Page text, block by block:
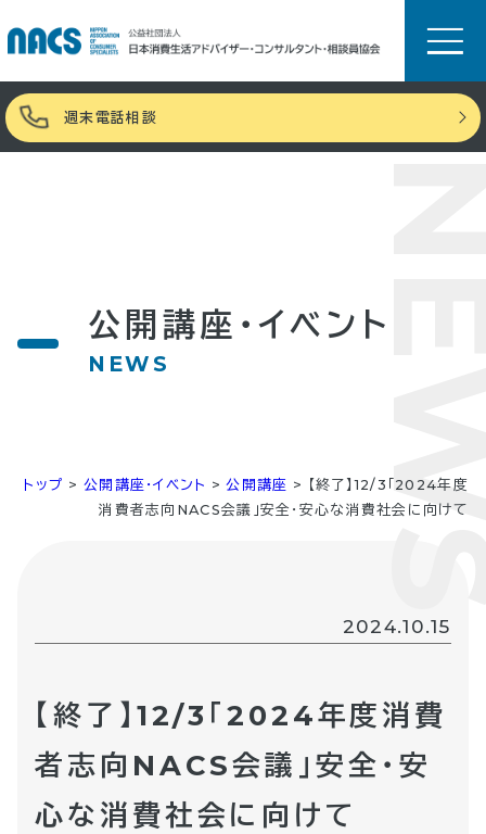
週末電話相談
公開講座・イベント
NEWS
トップ > 公開講座・イベント >公開講座 >
【終了】12/3「2024年度
消費者志向NACS会議」安全・安心な消費社会に向けて
2024.10.15
【終了】12/3「2024年度消費
者志向NACS会議」安全・安
心な消費社会に向けて